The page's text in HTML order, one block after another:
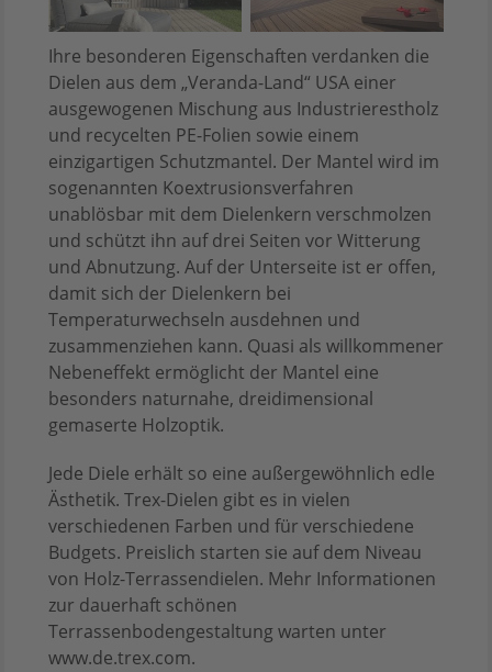
Ihre besonderen Eigenschaften verdanken die
Dielen aus dem „Veranda-Land“ USA einer
ausgewogenen Mischung aus Industrierestholz
und recycelten PE-Folien sowie einem
einzigartigen Schutzmantel. Der Mantel wird im
sogenannten Koextrusionsverfahren
unablösbar mit dem Dielenkern verschmolzen
und schützt ihn auf drei Seiten vor Witterung
und Abnutzung. Auf der Unterseite ist er offen,
damit sich der Dielenkern bei
Temperaturwechseln ausdehnen und
zusammenziehen kann. Quasi als willkommener
Nebeneffekt ermöglicht der Mantel eine
besonders naturnahe, dreidimensional
gemaserte Holzoptik.
Jede Diele erhält so eine außergewöhnlich edle
Ästhetik. Trex-Dielen gibt es in vielen
verschiedenen Farben und für verschiedene
Budgets. Preislich starten sie auf dem Niveau
von Holz-Terrassendielen. Mehr Informationen
zur dauerhaft schönen
Terrassenbodengestaltung warten unter
www.de.trex.com.